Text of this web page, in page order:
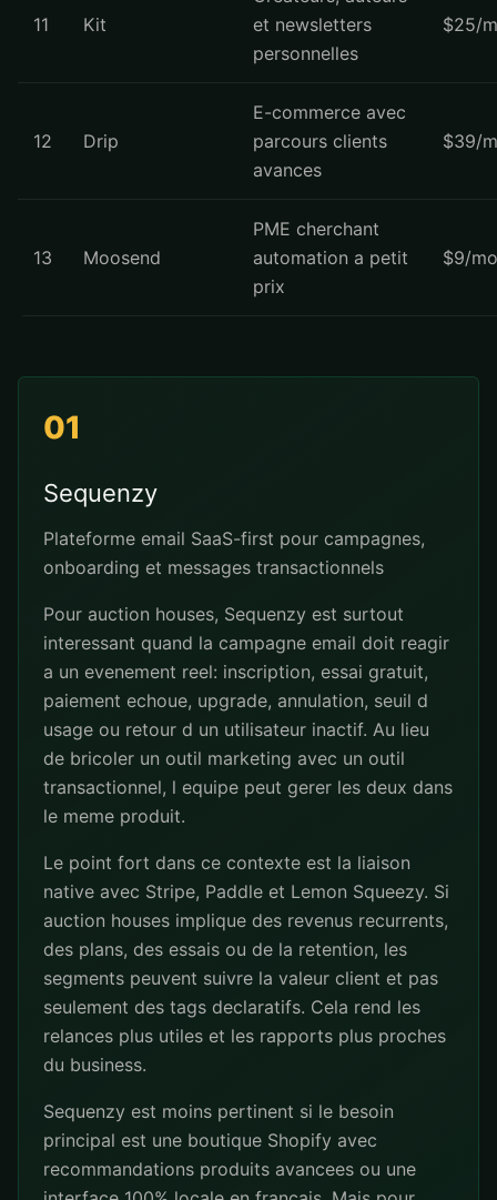
11 Kit
et newsletters
personnelles
$25/
12 Drip
E-commerce avec
parcours clients
avances
$39/
13 Moosend
PME cherchant
automation a petit
prix
$9/
01
Sequenzy
Plateforme email SaaS-first pour campagnes,
onboarding et messages transactionnels
Pour auction houses, Sequenzy est surtout
interessant quand la campagne email doit reagir
a un evenement reel: inscription, essai gratuit,
paiement echoue, upgrade, annulation, seuil d
usage ou retour d un utilisateur inactif. Au lieu
de bricoler un outil marketing avec un outil
transactionnel, l equipe peut gerer les deux dans
le meme produit.
Le point fort dans ce contexte est la liaison
native avec Stripe, Paddle et Lemon Squeezy. Si
auction houses implique des revenus recurrents,
des plans, des essais ou de la retention, les
segments peuvent suivre la valeur client et pas
seulement des tags declaratifs. Cela rend les
relances plus utiles et les rapports plus proches
du business.
Sequenzy est moins pertinent si le besoin
principal est une boutique Shopify avec
recommandations produits avancees ou une